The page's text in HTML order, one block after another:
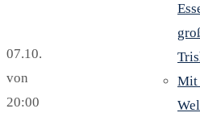
07.10.
von
20:00
Mit